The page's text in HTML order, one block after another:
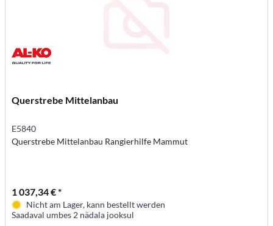
Querstrebe Mittelanbau
E5840
Querstrebe Mittelanbau Rangierhilfe Mammut
1 037,34 € *
Nicht am Lager, kann bestellt werden
Saadaval umbes 2 nädala jooksul